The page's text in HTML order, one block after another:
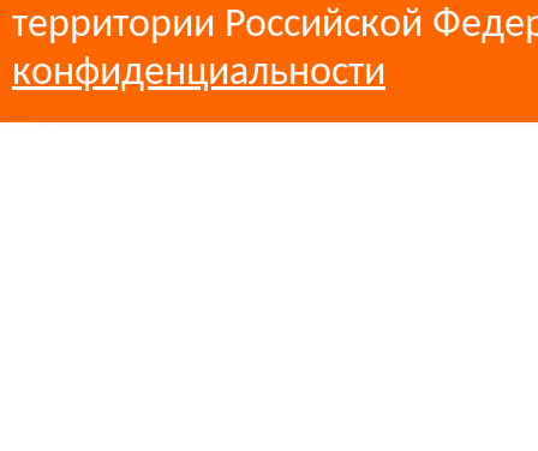
территории Российской
конфиденциальности